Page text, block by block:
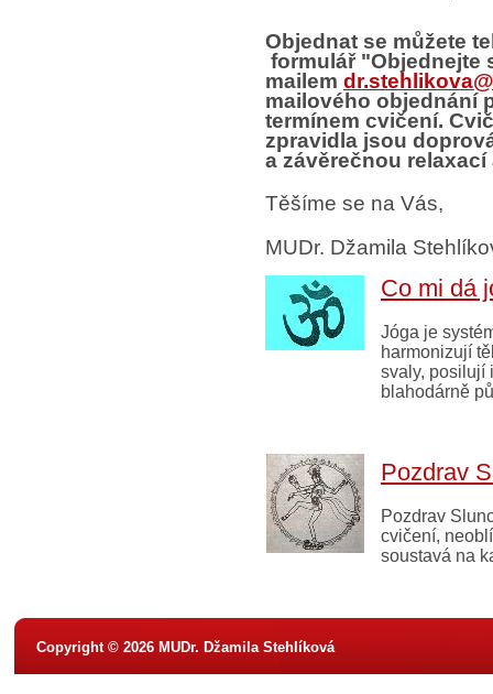
Objednat se můžete
formulář "Objednejte
mailem
mailového objednání
termínem cvičení.
zpravidla jsou
a závěrečnou
Těšíme se na Vás,
MUDr. Džamila
Co mi dá
Jóga je
harmonizují
svaly, posilují
blahodárně
Pozdrav
Pozdrav
cvičení,
soustavá na
Copyright © 2026 MUDr. Džamila Stehlíková